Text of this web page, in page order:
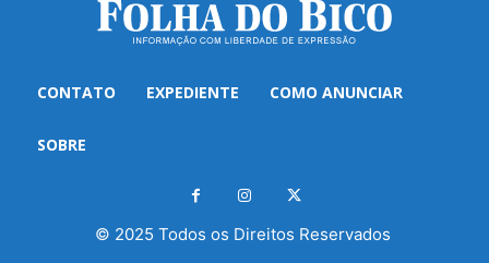
CONTATO EXPEDIENTE COMO ANUNCIAR
SOBRE
© 2025 Todos os Direitos Reservados